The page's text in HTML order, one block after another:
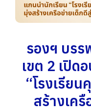
รองฯ บร
เขต 2 เปิด
“โรงเรีย
สร้างเค